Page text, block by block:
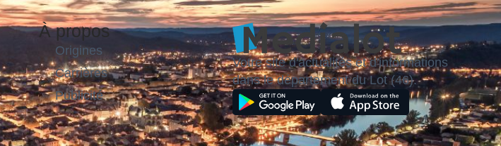
À propos
Origines
Carrières
Publicité
Votre site d'actualités et d'informations
dans le département du Lot (46).